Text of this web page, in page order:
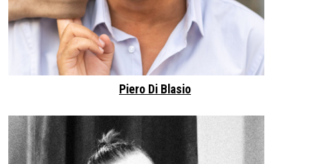
Piero Di Blasio